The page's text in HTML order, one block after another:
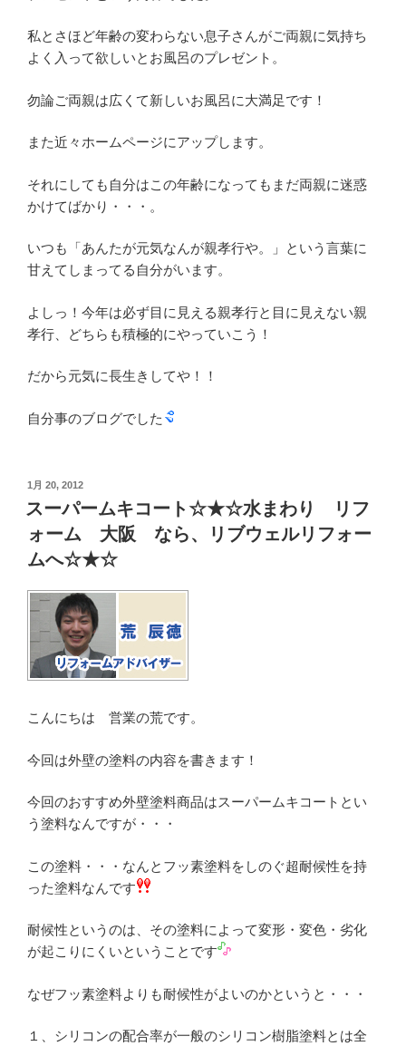
私とさほど年齢の変わらない息子さんがご両親に気持ち
よく入って欲しいとお風呂のプレゼント。
勿論ご両親は広くて新しいお風呂に大満足です！
また近々ホームページにアップします。
それにしても自分はこの年齢になってもまだ両親に迷惑
かけてばかり・・・。
いつも「あんたが元気なんが親孝行や。」という言葉に
甘えてしまってる自分がいます。
よしっ！今年は必ず目に見える親孝行と目に見えない親
孝行、どちらも積極的にやっていこう！
だから元気に長生きしてや！！
自分事のブログでした
投
稿
日:
1月 20, 2012
スーパームキコート☆★☆水まわり リフ
ォーム 大阪 なら、リブウェルリフォー
ムへ☆★☆
こんにちは 営業の荒です。
今回は外壁の塗料の内容を書きます！
今回のおすすめ外壁塗料商品はスーパームキコートとい
う塗料なんですが・・・
この塗料・・・なんとフッ素塗料をしのぐ超耐候性を持
った塗料なんです
耐候性というのは、その塗料によって変形・変色・劣化
が起こりにくいということです
なぜフッ素塗料よりも耐候性がよいのかというと・・・
１、シリコンの配合率が一般のシリコン樹脂塗料とは全